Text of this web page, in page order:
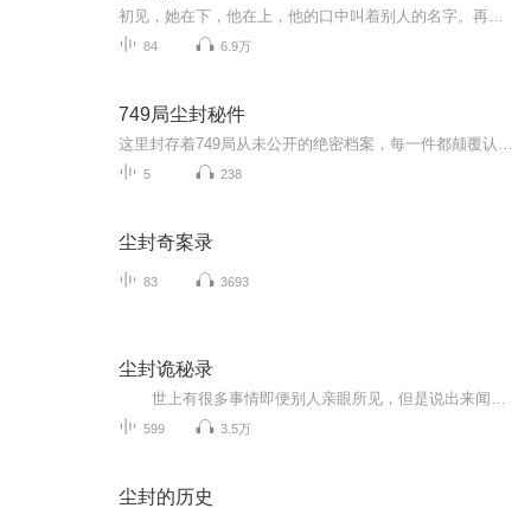
84 6.9万
749局尘封秘件
5 238
尘封奇案录
83 3693
尘封诡秘录
599 3.5万
尘封的历史